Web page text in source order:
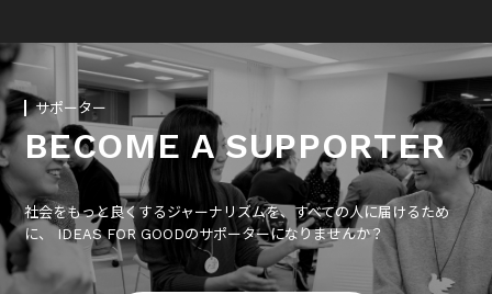
サポーター
BECOME A SUPPORTER
社会をもっと良くするジャーナリズムを、すべての人に届けるため
に、 IDEAS FOR GOODのサポーターになりませんか？